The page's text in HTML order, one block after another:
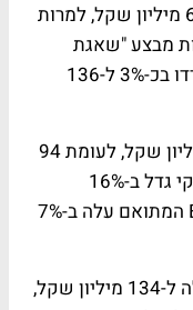
ההכנסות משירותים עלו בכ-1% ל-634 מיליון שקל, למרות
מבצע "שאגת
הארי". מנגד, ההכנסות ממכירת ציוד ירדו בכ-3% ל-136
הרווח התפעולי עלה ב-14% ל-107 מיליון שקל, לעומת 94
מיליון שקל ברבעון המקביל. הרווח הנקי גדל ב-16%
והסתכם ב-74 מיליון שקל. ה-EBITDA המתואם עלה ב-7%
תזרים המזומנים החופשי המתואם עלה ל-134 מיליון שקל,